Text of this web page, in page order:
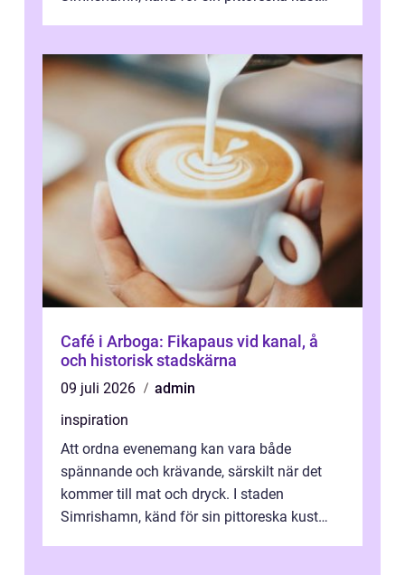
Café i Arboga: Fikapaus vid kanal, å
och historisk stadskärna
09 juli 2026
admin
inspiration
Att ordna evenemang kan vara både
spännande och krävande, särskilt när det
kommer till mat och dryck. I staden
Simrishamn, känd för sin pittoreska kust